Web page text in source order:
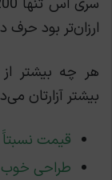
ارزان‌تر بود
هر چه بیشتر
بیشتر آزارتان
قیمت
طراحی خوب